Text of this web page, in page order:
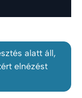
alatt áll,
elnézést